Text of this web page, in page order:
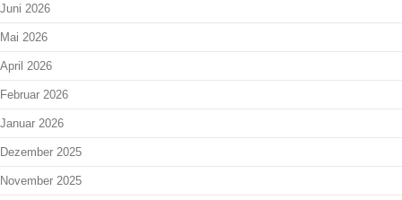
Juni 2026
Mai 2026
April 2026
Februar 2026
Januar 2026
Dezember 2025
November 2025